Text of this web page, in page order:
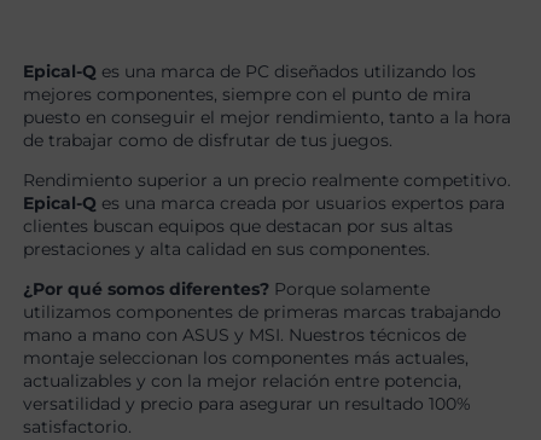
Epical-Q es una marca de PC diseñados utilizando los
mejores componentes, siempre con el punto de mira
puesto en conseguir el mejor rendimiento, tanto a la hora
de trabajar como de disfrutar de tus juegos.
Rendimiento superior a un precio realmente competitivo.
Epical-Q es una marca creada por usuarios expertos para
clientes buscan equipos que destacan por sus altas
prestaciones y alta calidad en sus componentes.
¿Por qué somos diferentes? Porque solamente
utilizamos componentes de primeras marcas trabajando
mano a mano con ASUS y MSI. Nuestros técnicos de
montaje seleccionan los componentes más actuales,
actualizables y con la mejor relación entre potencia,
versatilidad y precio para asegurar un resultado 100%
satisfactorio.